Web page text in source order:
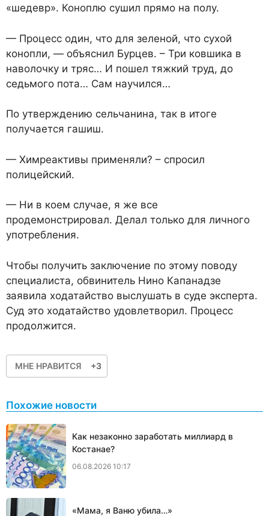
«шедевр». Коноплю сушил прямо на полу.
— Процесс один, что для зеленой, что сухой
конопли, — объяснил Бурцев. – Три ковшика в
наволочку и тряс… И пошел тяжкий труд, до
седьмого пота… Сам научился…
По утверждению сельчанина, так в итоге
получается гашиш.
— Химреактивы применяли? – спросил
полицейский.
— Ни в коем случае, я же все
продемонстрировал. Делал только для личного
употребления.
Чтобы получить заключение по этому поводу
специалиста, обвинитель Нино Капанадзе
заявила ходатайство выслушать в суде эксперта.
Суд это ходатайство удовлетворил. Процесс
продолжится.
МНЕ НРАВИТСЯ +3
Похожие новости
Как незаконно заработать миллиард в
Костанае?
06.08.2026 10:17
«Мама, я Ваню убила…»